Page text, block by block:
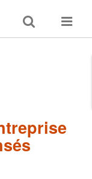
Toggle
search
Toggle